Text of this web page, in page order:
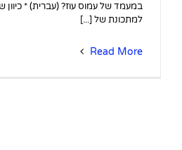
במעמד של עמוס עוז? (עברית) * כיוון
למתכונת של [...]
Read More